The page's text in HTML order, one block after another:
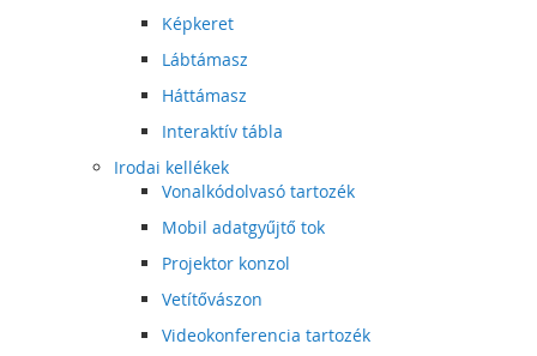
Képkeret
Lábtámasz
Háttámasz
Interaktív tábla
Irodai kellékek
Vonalkódolvasó tartozék
Mobil adatgyűjtő tok
Projektor konzol
Vetítővászon
Videokonferencia tartozék